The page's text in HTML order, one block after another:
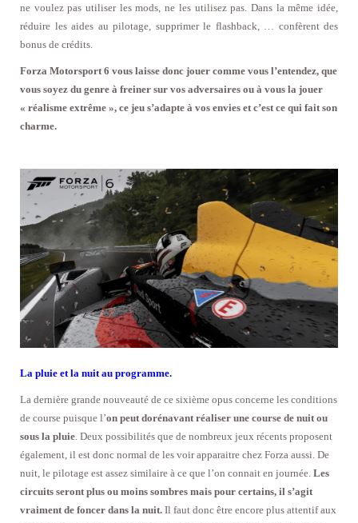
ne voulez pas utiliser les mods, ne les utilisez pas. Dans la même idée,
réduire les aides au pilotage, supprimer le flashback, … confèrent des
bonus de crédits.
Forza Motorsport 6 vous laisse donc jouer comme vous l’entendez, que
vous soyez du genre à freiner sur vos adversaires ou à vous la jouer
« réalisme extrême », ce jeu s’adapte à vos envies et c’est ce qui fait son
charme.
La pluie et la nuit au programme.
La dernière grande nouveauté de ce sixième opus concerne les conditions
de course puisque l’on peut dorénavant réaliser une course de nuit ou
sous la pluie . Deux possibilités que de nombreux jeux récents proposent
également, il est donc normal de les voir apparaitre chez Forza aussi. De
nuit, le pilotage est assez similaire à ce que l’on connait en journée. Les
circuits seront plus ou moins sombres mais pour certains, il s’agit
vraiment de foncer dans la nuit. Il faut donc être encore plus attentif aux